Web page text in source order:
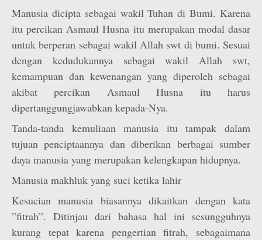
Manusia dicipta sebagai wakil Tuhan di Bumi. Karena
itu percikan Asmaul Husna itu merupakan modal dasar
untuk berperan sebagai wakil Allah swt di bumi. Sesuai
dengan kedudukannya sebagai wakil Allah swt,
kemampuan dan kewenangan yang diperoleh sebagai
akibat percikan Asmaul Husna itu harus
dipertanggungjawabkan kepada-Nya.
Tanda-tanda kemuliaan manusia itu tampak dalam
tujuan penciptaannya dan diberikan berbagai sumber
daya manusia yang merupakan kelengkapan hidupnya.
Manusia makhluk yang suci ketika lahir
Kesucian manusia biasannya dikaitkan dengan kata
”fitrah”. Ditinjau dari bahasa hal ini sesungguhnya
kurang tepat karena pengertian fitrah, sebagaimana